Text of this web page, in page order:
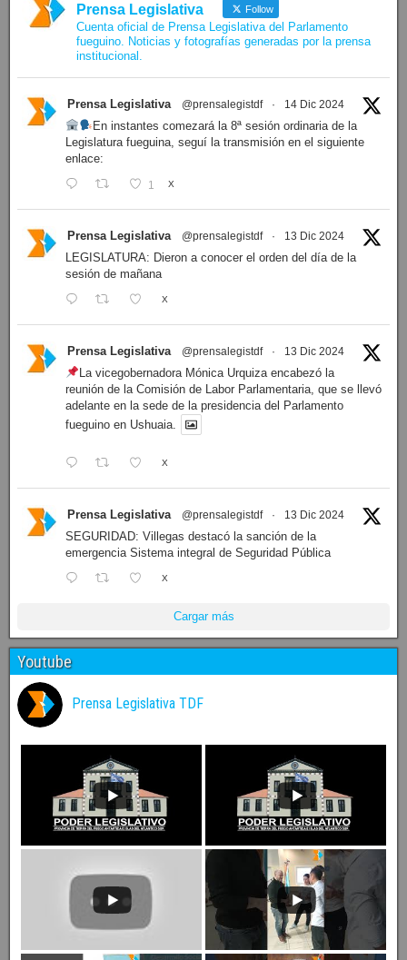
Prensa Legislativa Follow
Cuenta oficial de Prensa Legislativa del Parlamento
fueguino. Noticias y fotografías generadas por la prensa
institucional.
Prensa Legislativa @prensalegistdf · 14 Dic 2024
En instantes comezará la 8ª sesión ordinaria de la
Legislatura fueguina, seguí la transmisión en el siguiente
enlace:
1 X
Prensa Legislativa @prensalegistdf · 13 Dic 2024
LEGISLATURA: Dieron a conocer el orden del día de la
sesión de mañana
X
Prensa Legislativa @prensalegistdf · 13 Dic 2024
La vicegobernadora Mónica Urquiza encabezó la
reunión de la Comisión de Labor Parlamentaria, que se llevó
adelante en la sede de la presidencia del Parlamento
fueguino en Ushuaia.
X
Prensa Legislativa @prensalegistdf · 13 Dic 2024
SEGURIDAD: Villegas destacó la sanción de la
emergencia Sistema integral de Seguridad Pública
X
Cargar más
Youtube
Prensa Legislativa TDF